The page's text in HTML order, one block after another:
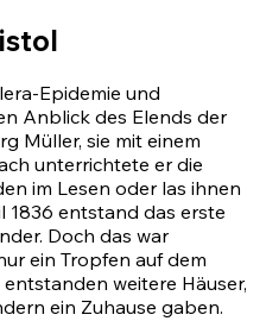
Epidemie und
Anblick des Elends der
Müller, sie mit einem
unterrichtete er die
im Lesen oder las ihnen
1836 entstand das erste
Doch das war
ein Tropfen auf dem
weitere Häuser,
ein Zuhause gaben.